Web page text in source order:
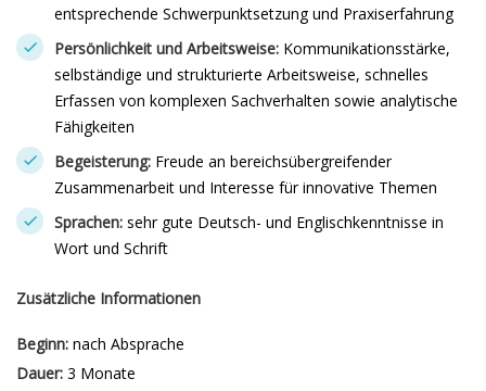
entsprechende Schwerpunktsetzung und Praxiserfahrung
Persönlichkeit und Arbeitsweise: Kommunikationsstärke,
selbständige und strukturierte Arbeitsweise, schnelles
Erfassen von komplexen Sachverhalten sowie analytische
Fähigkeiten
Begeisterung: Freude an bereichsübergreifender
Zusammenarbeit und Interesse für innovative Themen
Sprachen: sehr gute Deutsch- und Englischkenntnisse in
Wort und Schrift
Zusätzliche Informationen
Beginn: nach Absprache
Dauer: 3 Monate